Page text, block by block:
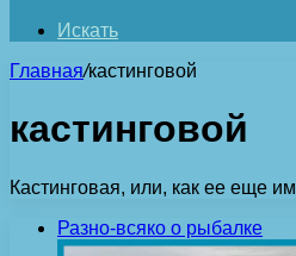
Искать
Главная/кастинговой
кастинговой
Кастинговая, или, как ее еще
Разно-всяко о рыбалке